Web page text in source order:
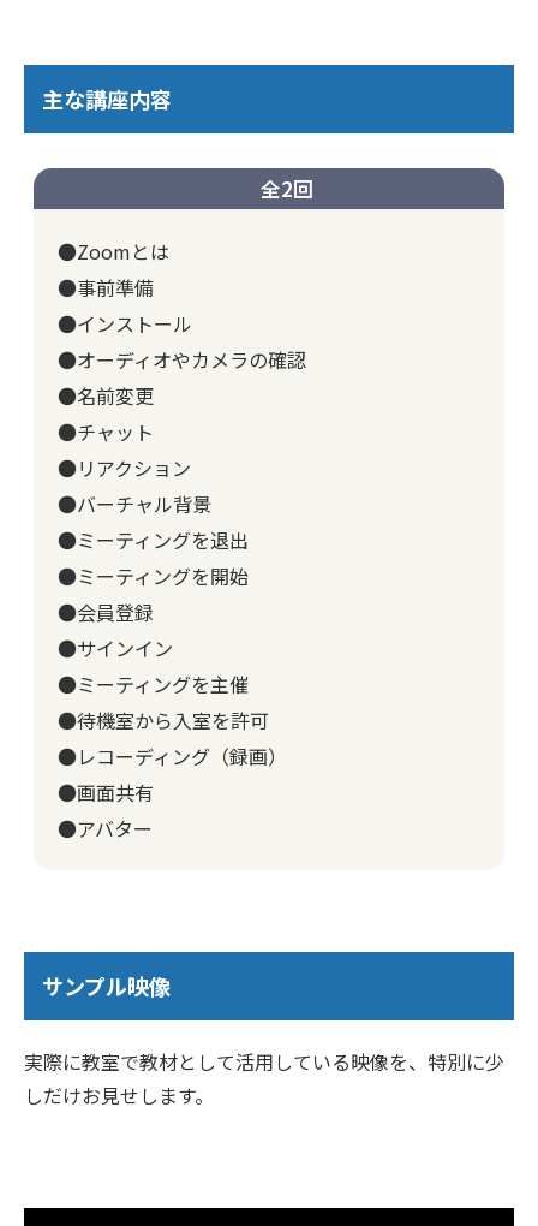
主な講座内容
全2回
●Zoomとは
●事前準備
●インストール
●オーディオやカメラの確認
●名前変更
●チャット
●リアクション
●バーチャル背景
●ミーティングを退出
●ミーティングを開始
●会員登録
●サインイン
●ミーティングを主催
●待機室から入室を許可
●レコーディング（録画）
●画面共有
●アバター
サンプル映像
実際に教室で教材として活用している映像を、特別に少
しだけお見せします。